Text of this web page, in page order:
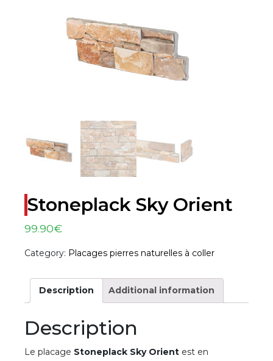
Stoneplack Sky Orient
99.90€
Category: Placages pierres naturelles à coller
Description Additional information
Description
Le placage Stoneplack Sky Orient est en